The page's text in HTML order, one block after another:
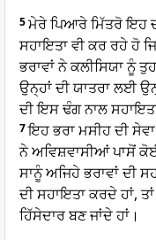
5ਮੇਰੇ ਪਿਆਰੇ ਮਿੱਤਰੋ ਇਹ
ਸਹਾਇਤਾ ਵੀ ਕਰ ਰਹੇ ਹੋ
ਭਰਾਵਾਂ ਨੇ ਕਲੀਸਿਯਾ ਨੂੰ
ਉਨ੍ਹਾਂ ਦੀ ਯਾਤਰਾ ਲਈ
ਦੀ ਇਸ ਢੰਗ ਨਾਲ
7ਇਹ ਭਰਾ ਮਸੀਹ ਦੀ
ਨੇ ਅਵਿਸ਼ਵਾਸੀਆਂ ਪਾਸੋਂ
ਸਾਨੂੰ ਅਜਿਹੇ ਭਰਾਵਾਂ ਦੀ
ਦੀ ਸਹਾਇਤਾ ਕਰਦੇ ਹਾਂ,
ਹਿੱਸੇਦਾਰ ਬਣ ਜਾਂਦੇ ਹਾਂ।